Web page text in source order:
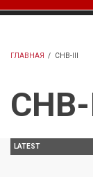
ГЛАВНАЯ / СНВ-III
LATEST